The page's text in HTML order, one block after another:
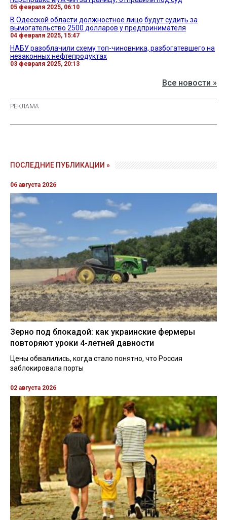
05 февраля 2025, 06:10
В Одесской области должностное лицо будут судить за
вымогательство 2500 долларов у предпринимателя
04 февраля 2025, 15:47
НАБУ разоблачили схему топ-чиновника, разбогатевшего на
незаконных нефтепродуктах
03 февраля 2025, 20:13
Все новости »
ПОСЛЕДНИЕ ПУБЛИКАЦИИ »
06 августа 2026
Зерно под блокадой: как украинские фермеры
повторяют уроки 4-летней давности
Цены обвалились, когда стало понятно, что Россия
заблокировала порты
02 августа 2026